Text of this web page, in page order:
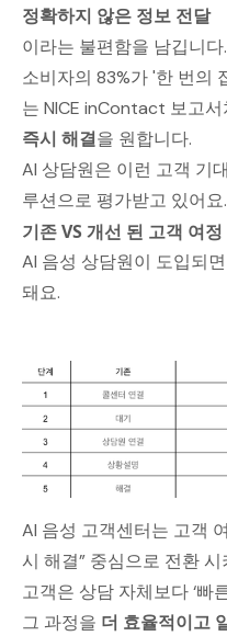
정확하지 않은 정보 전달
이라는 불편함을 남깁니다.
소비자의 83%가 '한 번의
는 NICE inContact 보고
즉시 해결을 원합니다.
AI 상담원은 이런 고객 기
루션으로 평가받고 있어요.
기존 VS 개선 된 고객 여정
AI 음성 상담원이 도입되
돼요.
AI 음성 고객센터는 고객
시 해결” 중심으로 전환 시
고객은 상담 자체보다 ‘빠
그 과정을 더 효율적이고